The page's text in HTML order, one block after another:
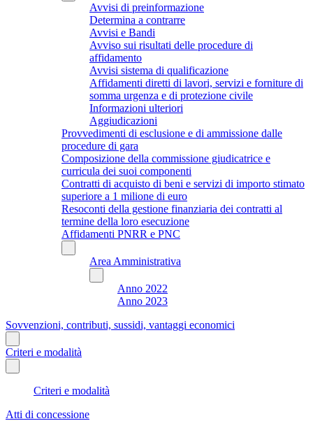
Avvisi di preinformazione
Determina a contrarre
Avvisi e Bandi
Avviso sui risultati delle procedure di
affidamento
Avvisi sistema di qualificazione
Affidamenti diretti di lavori, servizi e forniture di
somma urgenza e di protezione civile
Informazioni ulteriori
Aggiudicazioni
Provvedimenti di esclusione e di ammissione dalle
procedure di gara
Composizione della commissione giudicatrice e
curricula dei suoi componenti
Contratti di acquisto di beni e servizi di importo stimato
superiore a 1 milione di euro
Resoconti della gestione finanziaria dei contratti al
termine della loro esecuzione
Affidamenti PNRR e PNC
Area Amministrativa
Anno 2022
Anno 2023
Sovvenzioni, contributi, sussidi, vantaggi economici
Criteri e modalità
Criteri e modalità
Atti di concessione